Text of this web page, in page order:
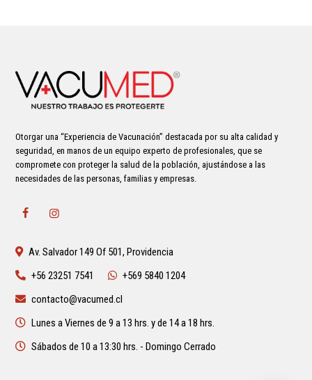
Otorgar una “Experiencia de Vacunación” destacada por su alta calidad y
seguridad, en manos de un equipo experto de profesionales, que se
compromete con proteger la salud de la población, ajustándose a las
necesidades de las personas, familias y empresas.
Av. Salvador 149 Of 501, Providencia
+56 23251 7541
+569 5840 1204
contacto@vacumed.cl
Lunes a Viernes de 9 a 13 hrs. y de 14 a 18 hrs.
Sábados de 10 a 13:30 hrs. - Domingo Cerrado